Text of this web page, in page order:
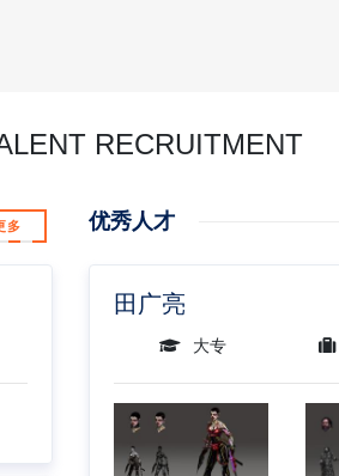
RECRUITMENT
多 优秀人才
田广亮
大专